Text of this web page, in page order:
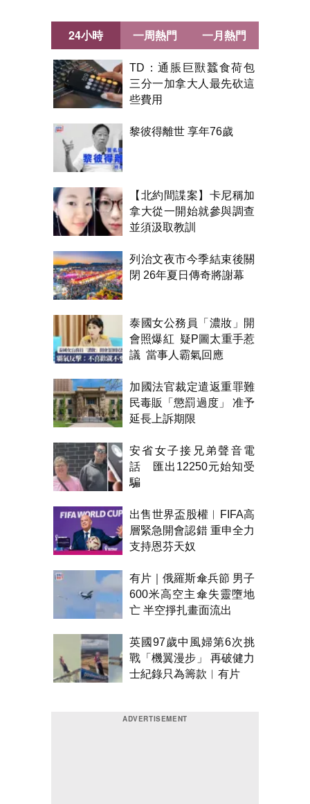
24小時
TD：通脹巨獸蠶食荷包
三分一加拿大人最先砍這
些費用
黎彼得離世 享年76歲
【北約間諜案】卡尼稱加
拿大從一開始就參與調查
並須汲取教訓
列治文夜市今季結束後關
閉 26年夏日傳奇將謝幕
泰國女公務員「濃妝」開
會照爆紅 疑P圖太重手惹
議 當事人霸氣回應
加國法官裁定遣返重罪難
民毒販「懲罰過度」 准予
延長上訴期限
安省女子接兄弟聲音電
話 匯出12250元始知受
騙
出售世界盃股權︱FIFA高
層緊急開會認錯 重申全力
支持恩芬天奴
有片｜俄羅斯傘兵節 男子
600米高空主傘失靈墮地
亡 半空掙扎畫面流出
英國97歲中風婦第6次挑
戰「機翼漫步」 再破健力
士紀錄只為籌款︱有片
一周熱門 一月熱門